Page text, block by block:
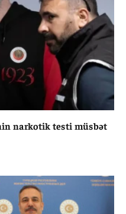
narkotik testi müsbət